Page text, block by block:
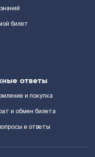
билет
ответы
и покупка
и обмен билета
и ответы